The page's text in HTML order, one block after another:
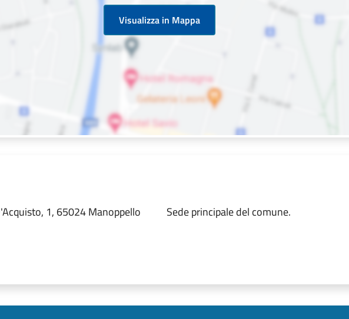
Visualizza in Mappa
1, 65024 Manoppello
Sede principale del comune.